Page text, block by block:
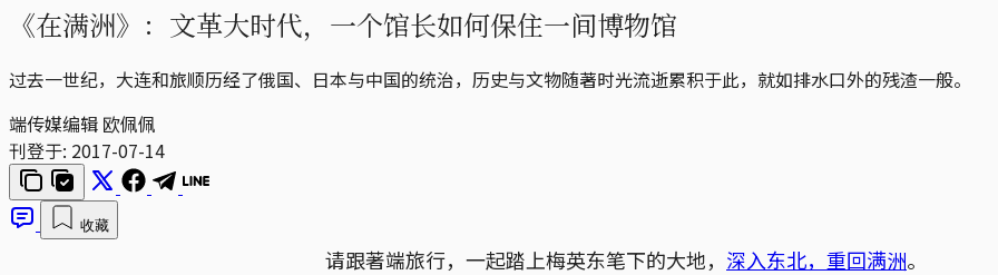
《在满洲》：文革大时代，一个馆长如何保住一间博物馆
过去一世纪，大连和旅顺历经了俄国、日本与中国的统治，历史与文物随著时光流逝累积于此，就如排水口外的残渣一般。
端传媒编辑 欧佩佩
刊登于: 2017-07-14
收藏
请跟著端旅行，一起踏上梅英东笔下的大地， 深入东北，重回满洲。